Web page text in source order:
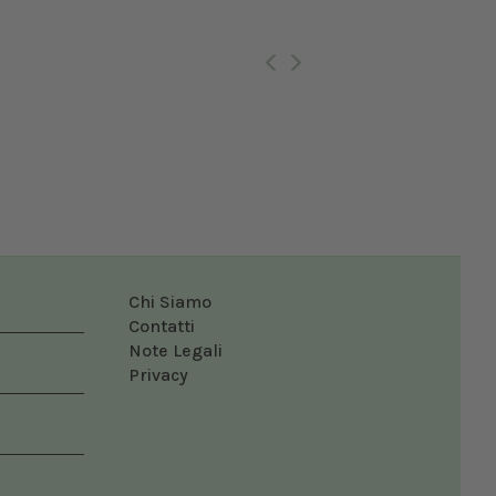
Chi Siamo
Contatti
Note Legali
Privacy